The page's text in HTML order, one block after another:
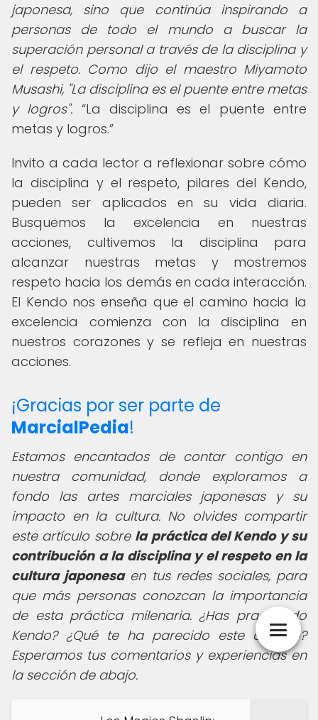
japonesa, sino que continúa inspirando a
personas de todo el mundo a buscar la
superación personal a través de la disciplina y
el respeto. Como dijo el maestro Miyamoto
Musashi, "La disciplina es el puente entre metas
y logros".
La disciplina es el puente entre
metas y logros.
Invito a cada lector a reflexionar sobre cómo
la disciplina y el respeto, pilares del Kendo,
pueden ser aplicados en su vida diaria.
Busquemos la excelencia en nuestras
acciones, cultivemos la disciplina para
alcanzar nuestras metas y mostremos
respeto hacia los demás en cada interacción.
El Kendo nos enseña que el camino hacia la
excelencia comienza con la disciplina en
nuestros corazones y se refleja en nuestras
acciones.
¡Gracias por ser parte de
MarcialPedia!
Estamos encantados de contar contigo en
nuestra comunidad, donde exploramos a
fondo las artes marciales japonesas y su
impacto en la cultura. No olvides compartir
este artículo sobre la práctica del Kendo y su
contribución a la disciplina y el respeto en la
cultura japonesaen tus redes sociales, para
que más personas conozcan la importancia
de esta práctica milenaria. ¿Has practicado
Kendo? ¿Qué te ha parecido este artículo?
Esperamos tus comentarios y experiencias en
la sección de abajo.